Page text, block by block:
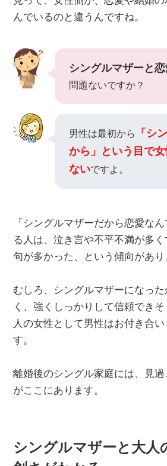
んでいるのと違うんですね。
シングルマザーと
問題ないですか？
男性は最初から
「シ
から」という目で
ないですよ。
「シングルマザーだから恋愛な
る人は、泣き言や不平不満が多
句が多かった、という傾向があり
むしろ、シングルマザーになっ
く、強くしっかりして信頼でき
人の女性として男性はお付き合
す。
離婚後のシングル家庭には、見
がここにあります。
シングルマザーと大人